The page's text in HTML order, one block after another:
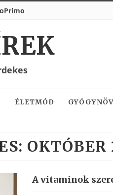
ÉLETMÓD
OKTÓBER
A vitaminok